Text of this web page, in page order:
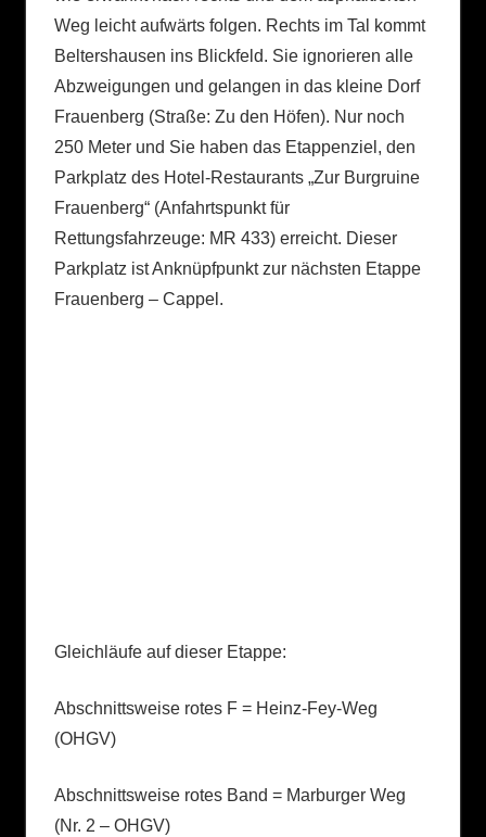
Weg leicht aufwärts folgen. Rechts im Tal kommt
Beltershausen ins Blickfeld. Sie ignorieren alle
Abzweigungen und gelangen in das kleine Dorf
Frauenberg (Straße: Zu den Höfen). Nur noch
250 Meter und Sie haben das Etappenziel, den
Parkplatz des Hotel-Restaurants „Zur Burgruine
Frauenberg“ (Anfahrtspunkt für
Rettungsfahrzeuge: MR 433) erreicht. Dieser
Parkplatz ist Anknüpfpunkt zur nächsten Etappe
Frauenberg – Cappel.
Gleichläufe auf dieser Etappe:
Abschnittsweise rotes F = Heinz-Fey-Weg
(OHGV)
Abschnittsweise rotes Band = Marburger Weg
(Nr. 2 – OHGV)